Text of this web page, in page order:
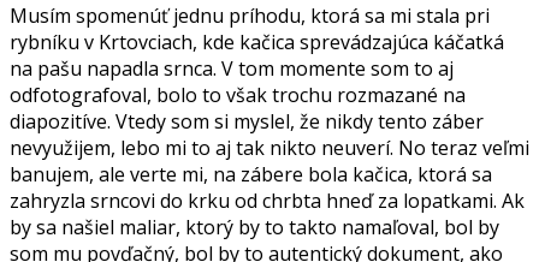
Musím spomenúť jednu príhodu, ktorá sa mi stala pri
rybníku v Krtovciach, kde kačica sprevádzajúca káčatká
na pašu napadla srnca. V tom momente som to aj
odfotografoval, bolo to však trochu rozmazané na
diapozitíve. Vtedy som si myslel, že nikdy tento záber
nevyužijem, lebo mi to aj tak nikto neuverí. No teraz veľmi
banujem, ale verte mi, na zábere bola kačica, ktorá sa
zahryzla srncovi do krku od chrbta hneď za lopatkami. Ak
by sa našiel maliar, ktorý by to takto namaľoval, bol by
som mu povďačný, bol by to autentický dokument, ako